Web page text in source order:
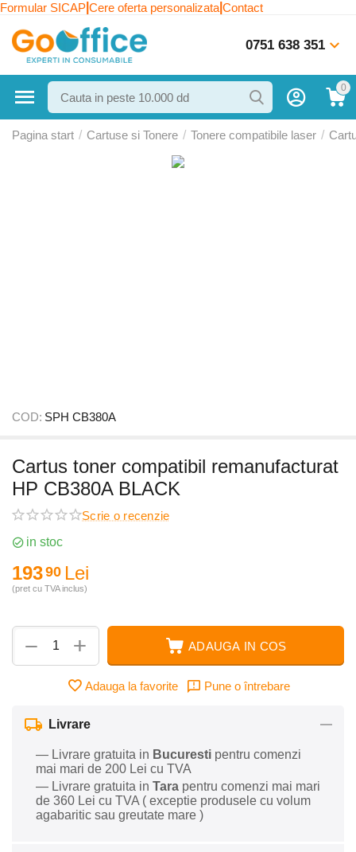
Formular SICAP Cere oferta personalizata Contact
0751 638 351
0
Pagina start / Cartuse si Tonere / Tonere compatibile laser /
COD: SPH CB380A
Cartus toner compatibil remanufacturat
HP CB380A BLACK
Scrie o recenzie
in stoc
19390 Lei
(pret cu TVA inclus)
+
− ADAUGA IN COS
Adauga la favorite Pune o întrebare
Livrare
— Livrare gratuita in Bucuresti pentru comenzi
mai mari de 200 Lei cu TVA
— Livrare gratuita in Tara pentru comenzi mai mari
de 360 Lei cu TVA ( exceptie produsele cu volum
agabaritic sau greutate mare )